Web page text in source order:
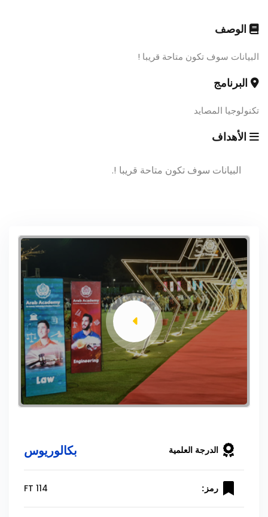
الوصف
البيانات سوف تكون متاحة قريبا !
البرنامج
تكنولوجيا المصايد
الأهداف
البيانات سوف تكون متاحة قريبا !.
الدرجة العلمية بكالوريوس
رمز: FT 114